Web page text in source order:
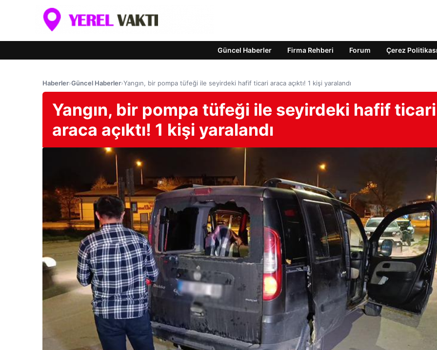
Güncel Haberler Firma Rehberi Forum Çerez Politikası
Haberler›Güncel Haberler›Yangın, bir pompa tüfeği ile seyirdeki hafif ticari araca açıktı! 1 kişi yaralandı
Yangın, bir pompa tüfeği ile seyirdeki hafif ticari
araca açıktı! 1 kişi yaralandı